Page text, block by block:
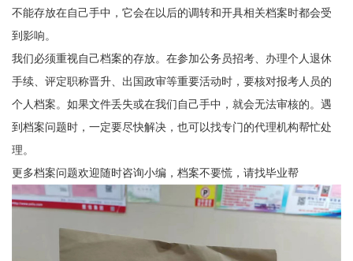
不能存放在自己手中，它会在以后的调转和开具相关档案时都会受
到影响。
我们必须重视自己档案的存放。在参加公务员招考、办理个人退休
手续、评定职称晋升、出国政审等重要活动时，要核对报考人员的
个人档案。如果文件丢失或在我们自己手中，就会无法审核的。遇
到档案问题时，一定要尽快解决，也可以找专门的代理机构帮忙处
理。
更多档案问题欢迎随时咨询小编，档案不要慌，请找毕业帮